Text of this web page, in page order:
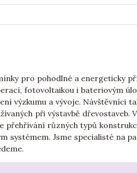
pro pohodlné a energeticky
fotovoltaikou i bateriovým
výzkumu a vývoje. Návštěvníci
při výstavbě dřevostaveb.
přehřívání různých typů
systémem. Jsme specialisté na